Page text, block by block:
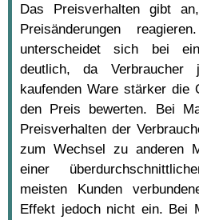
Das Preisverhalten gibt
Preisänderungen
unterscheidet sich bei
deutlich, da
kaufenden Ware stärker die
den Preis bewerten. Bei
Preisverhalten der
zum Wechsel zu anderen
einer
meisten Kunden
Effekt jedoch nicht ein. Bei